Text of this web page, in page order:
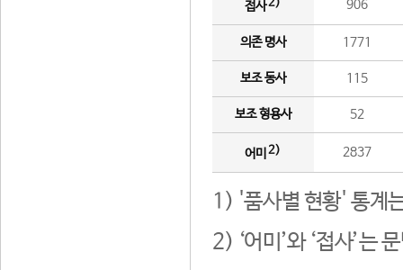
접사2) 906
의존 명사 1771
보조 동사 115
보조 형용사 52
어미 2) 2837
1) '품사별 현황' 통계
2) ‘어미’와 ‘접사’는